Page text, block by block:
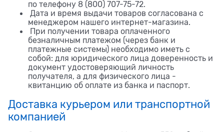
по телефону 8 (800) 707-75-72.
Дата и время выдачи товаров согласована с
менеджером нашего интернет-магазина.
При получении товара оплаченного
безналичным платежом (через банк и
платежные системы) необходимо иметь с
собой: для юридического лица доверенность и
документ удостоверяющий личность
получателя, а для физического лица -
квитанцию об оплате из банка и паспорт.
Доставка курьером или транспортной
компанией